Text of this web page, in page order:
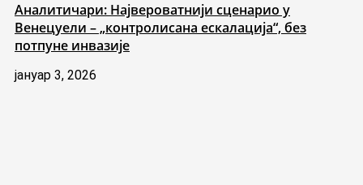
Аналитичари: Највероватнији сценарио у
Венецуели – „контролисана ескалација“, без
потпуне инвазије
јануар 3, 2026